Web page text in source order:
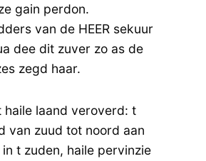
gain perdon.
van de HEER sekuur
dee dit zuver zo as de
zegd haar.
haile laand veroverd: t
van zuud tot noord aan
t zuden, haile pervinzie